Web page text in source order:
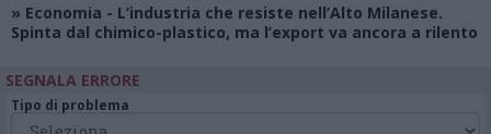
» Economia - L’industria che resiste nell’Alto Milanese.
Spinta dal chimico-plastico, ma l’export va ancora a rilento
SEGNALA ERRORE
Tipo di problema